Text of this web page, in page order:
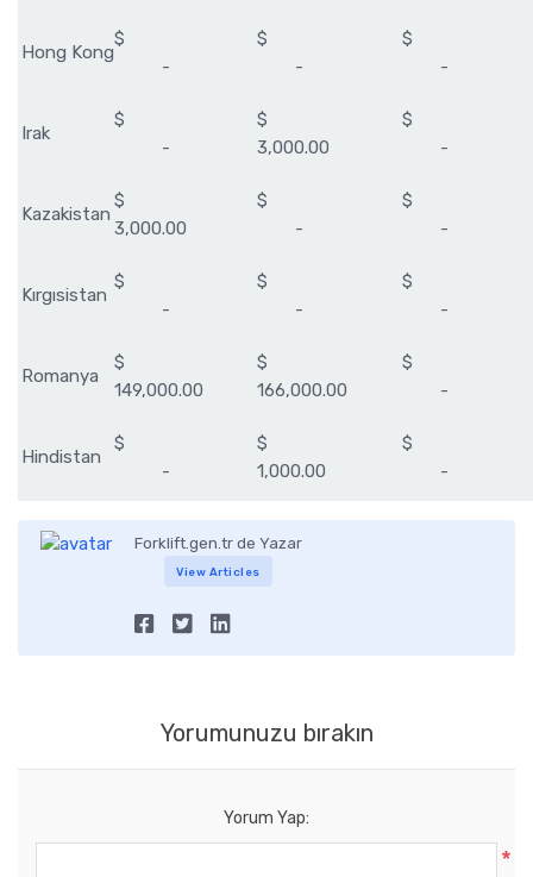
Hong Kong
$
-
$
-
$
-
Irak
$
-
$
3,000.00
$
-
Kazakistan
$
3,000.00
$
-
$
-
Kırgısistan
$
-
$
-
$
-
Romanya
$
149,000.00
$
166,000.00
$
-
Hindistan
$
-
$
1,000.00
$
-
Forklift.gen.tr de Yazar
View Articles
Yorumunuzu bırakın
Yorum Yap:
*